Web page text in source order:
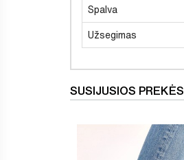
Spalva
Užsegimas
SUSIJUSIOS PREKĖS